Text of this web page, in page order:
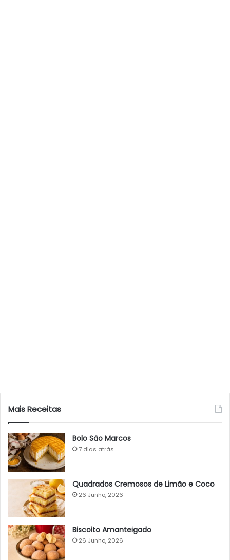
Mais Receitas
Bolo São Marcos
7 dias atrás
Quadrados Cremosos de Limão e Coco
26 Junho, 2026
Biscoito Amanteigado
26 Junho, 2026